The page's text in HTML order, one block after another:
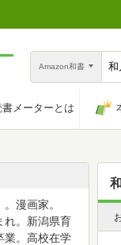
Amazon和書
書メーターとは
漫画家。
れ。新潟県育
業。高校在学